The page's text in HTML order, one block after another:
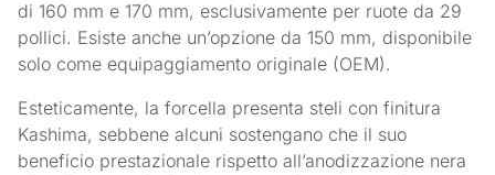
di 160 mm e 170 mm, esclusivamente per ruote da 29
pollici. Esiste anche un’opzione da 150 mm, disponibile
solo come equipaggiamento originale (OEM).
Esteticamente, la forcella presenta steli con finitura
Kashima, sebbene alcuni sostengano che il suo
beneficio prestazionale rispetto all’anodizzazione nera